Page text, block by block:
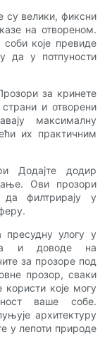
су велики, фиксни
на отвореном.
које превиде
да у потпуности
за кринете
страни и отворени
максималну
их практичним
Додајте додир
Ови прозори
да филтрирају у
пресудну улогу у
и доводе на
за прозоре под
прозор, сваки
користи које могу
ваше собе.
архитектуру
у лепоти природе